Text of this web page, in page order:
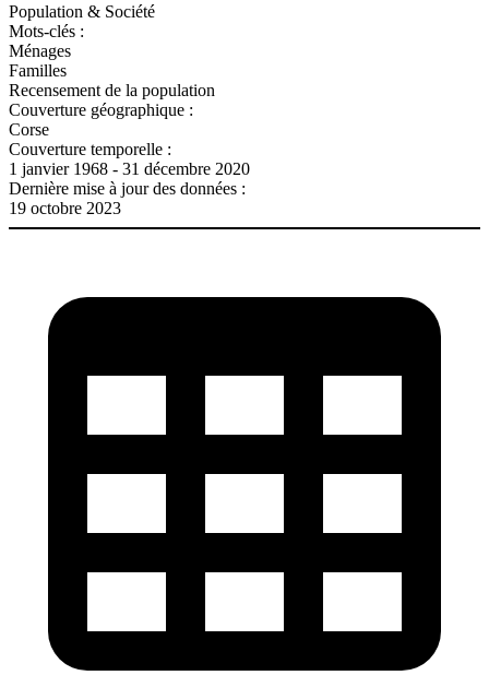
Population & Société
Mots-clés :
Ménages
Familles
Recensement de la population
Couverture géographique :
Corse
Couverture temporelle :
1 janvier 1968 - 31 décembre 2020
Dernière mise à jour des données :
19 octobre 2023